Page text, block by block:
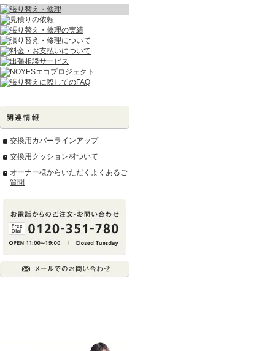
交換用カバーラインアップ
交換用クッション材ついて
オーナー様からいただくよくあるご
質問